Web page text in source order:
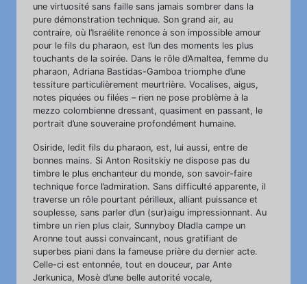
une virtuosité sans faille sans jamais sombrer dans la
pure démonstration technique. Son grand air, au
contraire, où l’Israélite renonce à son impossible amour
pour le fils du pharaon, est l’un des moments les plus
touchants de la soirée. Dans le rôle d’Amaltea, femme du
pharaon, Adriana Bastidas-Gamboa triomphe d’une
tessiture particulièrement meurtrière. Vocalises, aigus,
notes piquées ou filées – rien ne pose problème à la
mezzo colombienne dressant, quasiment en passant, le
portrait d’une souveraine profondément humaine.
Osiride, ledit fils du pharaon, est, lui aussi, entre de
bonnes mains. Si Anton Rositskiy ne dispose pas du
timbre le plus enchanteur du monde, son savoir-faire
technique force l’admiration. Sans difficulté apparente, il
traverse un rôle pourtant périlleux, alliant puissance et
souplesse, sans parler d’un (sur)aigu impressionnant. Au
timbre un rien plus clair, Sunnyboy Dladla campe un
Aronne tout aussi convaincant, nous gratifiant de
superbes piani dans la fameuse prière du dernier acte.
Celle-ci est entonnée, tout en douceur, par Ante
Jerkunica, Mosè d’une belle autorité vocale,